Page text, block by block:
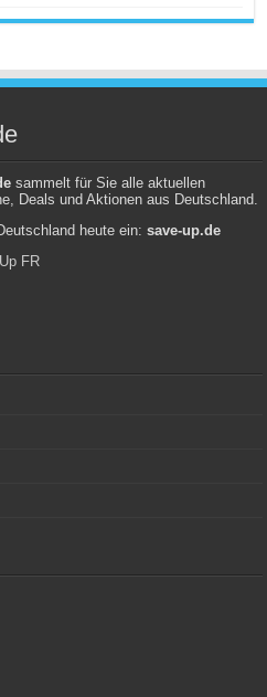
sammelt für Sie alle aktuellen
Deals und Aktionen aus Deutschland.
heute ein: save-up.de
FR